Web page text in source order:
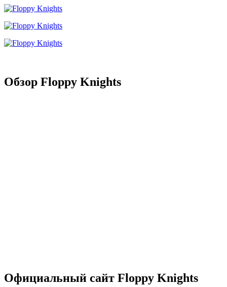
Обзор Floppy Knights
Официальный сайт Floppy Knights